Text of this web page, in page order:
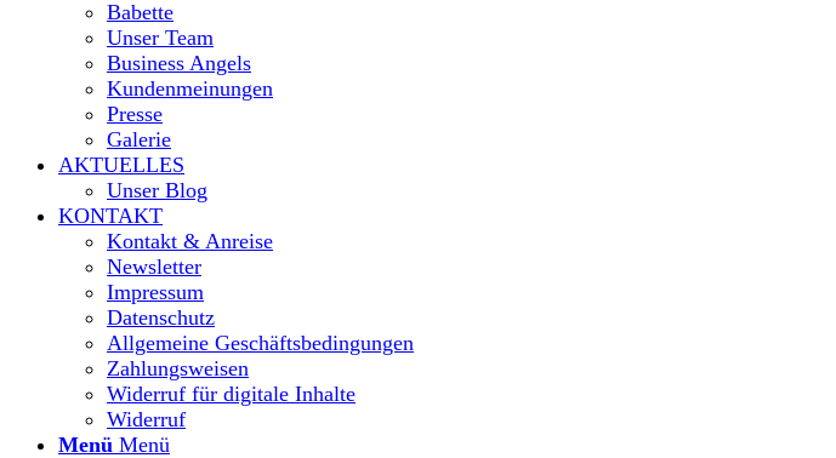
Babette
Unser Team
Business Angels
Kundenmeinungen
Presse
Galerie
AKTUELLES
Unser Blog
KONTAKT
Kontakt & Anreise
Newsletter
Impressum
Datenschutz
Allgemeine Geschäftsbedingungen
Zahlungsweisen
Widerruf für digitale Inhalte
Widerruf
Menü Menü